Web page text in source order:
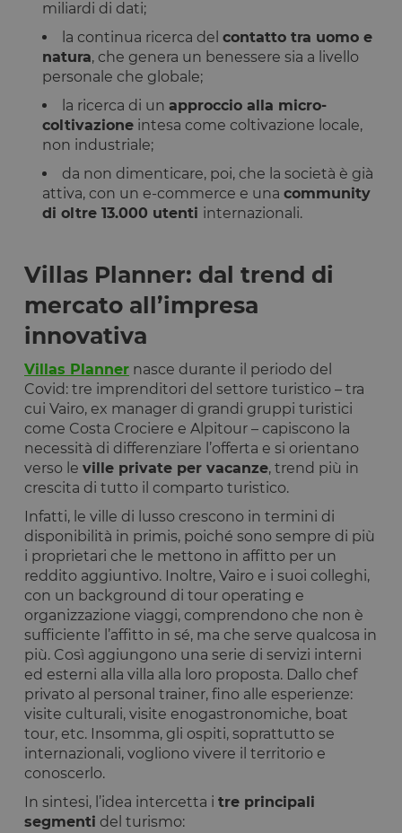
miliardi di dati;
la continua ricerca del contatto tra uomo e
natura, che genera un benessere sia a livello
personale che globale;
la ricerca di un approccio alla micro-
coltivazione intesa come coltivazione locale,
non industriale;
da non dimenticare, poi, che la società è già
attiva, con un e-commerce e una community
di oltre 13.000 utenti internazionali.
Villas Planner: dal trend di
mercato all’impresa
innovativa
Villas Planner nasce durante il periodo del
Covid: tre imprenditori del settore turistico – tra
cui Vairo, ex manager di grandi gruppi turistici
come Costa Crociere e Alpitour – capiscono la
necessità di differenziare l’offerta e si orientano
verso le ville private per vacanze, trend più in
crescita di tutto il comparto turistico.
Infatti, le ville di lusso crescono in termini di
disponibilità in primis, poiché sono sempre di più
i proprietari che le mettono in affitto per un
reddito aggiuntivo. Inoltre, Vairo e i suoi colleghi,
con un background di tour operating e
organizzazione viaggi, comprendono che non è
sufficiente l’affitto in sé, ma che serve qualcosa in
più. Così aggiungono una serie di servizi interni
ed esterni alla villa alla loro proposta. Dallo chef
privato al personal trainer, fino alle esperienze:
visite culturali, visite enogastronomiche, boat
tour, etc. Insomma, gli ospiti, soprattutto se
internazionali, vogliono vivere il territorio e
conoscerlo.
In sintesi, l’idea intercetta i tre principali
segmenti del turismo: